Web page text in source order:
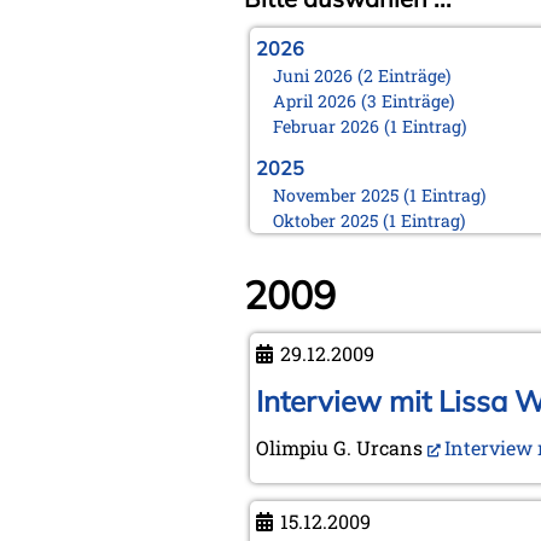
2026
Juni 2026 (2 Einträge)
April 2026 (3 Einträge)
Februar 2026 (1 Eintrag)
2025
November 2025 (1 Eintrag)
Oktober 2025 (1 Eintrag)
März 2025 (1 Eintrag)
Januar 2025 (1 Eintrag)
2024
November 2024 (1 Eintrag)
Oktober 2024 (1 Eintrag)
August 2024 (2 Einträge)
Februar 2024 (2 Einträge)
Januar 2024 (1 Eintrag)
2009
29.12.2009
Interview mit Lissa
Olimpiu G. Urcans Interview
15.12.2009